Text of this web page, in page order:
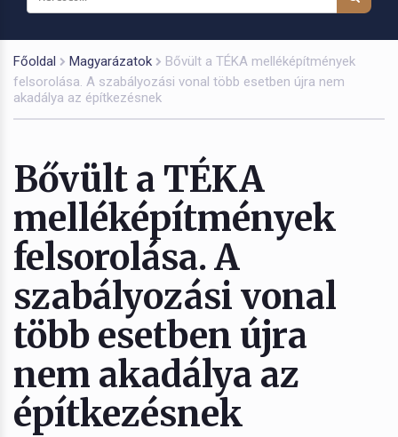
Főoldal Magyarázatok
Bővült a TÉKA melléképítmények
felsorolása. A szabályozási vonal több esetben újra nem
akadálya az építkezésnek
Bővült a TÉKA
melléképítmények
felsorolása. A
szabályozási vonal
több esetben újra
nem akadálya az
építkezésnek